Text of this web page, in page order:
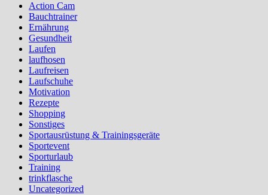
Action Cam
Bauchtrainer
Ernährung
Gesundheit
Laufen
laufhosen
Laufreisen
Laufschuhe
Motivation
Rezepte
Shopping
Sonstiges
Sportausrüstung & Trainingsgeräte
Sportevent
Sporturlaub
Training
trinkflasche
Uncategorized